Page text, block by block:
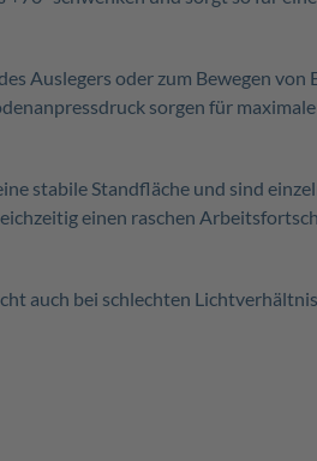
Auslegers oder zum Bewegen
sorgen für
stabile Standfläche und sind
einen raschen
auch bei schlechten